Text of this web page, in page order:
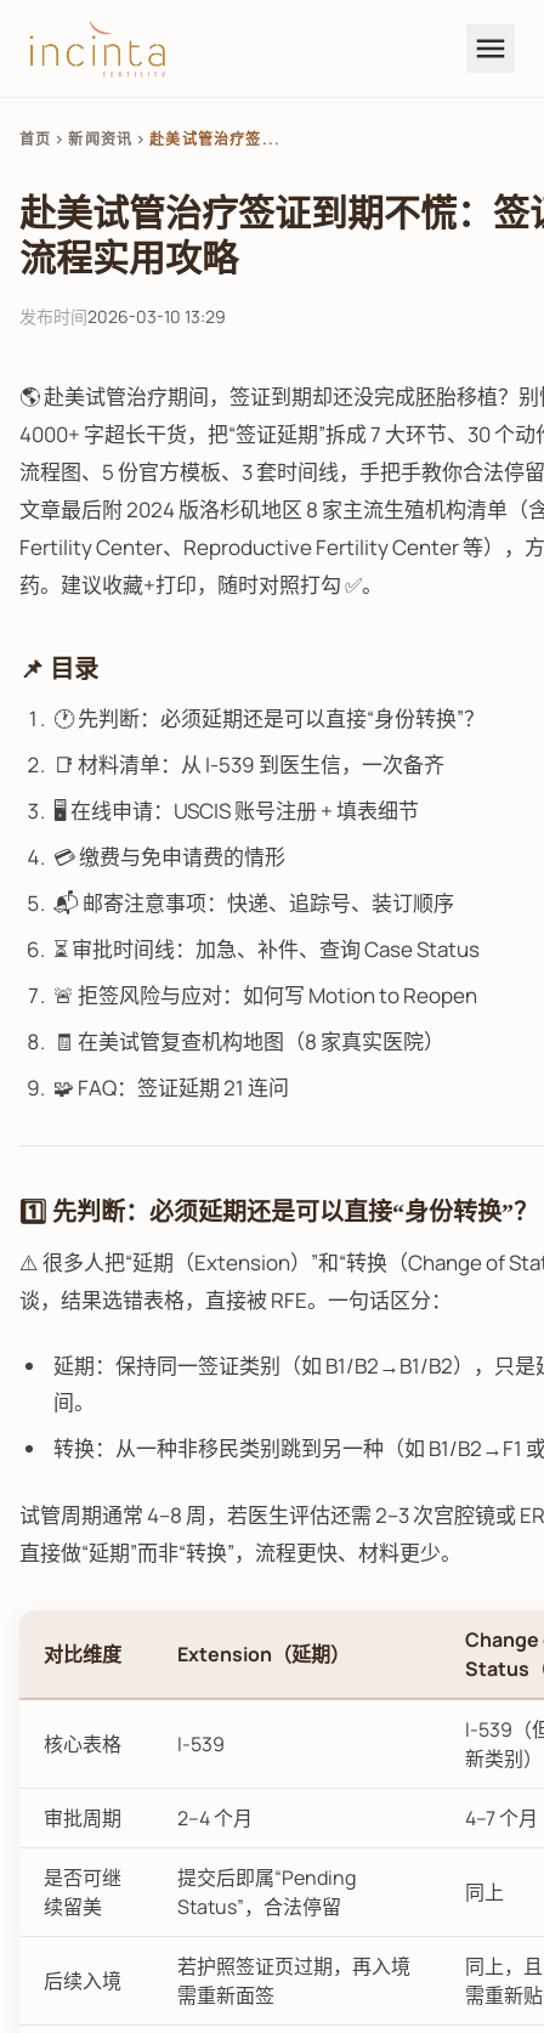
menu
首页 chevron_right新闻资讯 chevron_right赴美试管治疗签...
赴美试管治疗签证到期不慌：签
流程实用攻略
发布时间2026-03-10 13:29
🌎 赴美试管治疗期间，签证到期却还没完成胚胎移植？
4000+ 字超长干货，把“签证延期”拆成 7 大环节、30 个动
流程图、5 份官方模板、3 套时间线，手把手教你合法停
文章最后附 2024 版洛杉矶地区 8 家主流生殖机构清单（
Fertility Center、Reproductive Fertility Center 等），
药。建议收藏+打印，随时对照打勾 ✅。
📌 目录
🕐 先判断：必须延期还是可以直接“身份转换”？
📑 材料清单：从 I-539 到医生信，一次备齐
🖥️ 在线申请：USCIS 账号注册 + 填表细节
💳 缴费与免申请费的情形
📬 邮寄注意事项：快递、追踪号、装订顺序
⏳ 审批时间线：加急、补件、查询 Case Status
🚨 拒签风险与应对：如何写 Motion to Reopen
🧾 在美试管复查机构地图（8 家真实医院）
🧩 FAQ：签证延期 21 连问
1️⃣ 先判断：必须延期还是可以直接“身份转换”？
⚠️ 很多人把“延期（Extension）”和“转换（Change of
谈，结果选错表格，直接被 RFE。一句话区分：
延期：保持同一签证类别（如 B1/B2→B1/B2），只是
间。
转换：从一种非移民类别跳到另一种（如 B1/B2→F1
试管周期通常 4–8 周，若医生评估还需 2–3 次宫腔镜或
直接做“延期”而非“转换”，流程更快、材料更少。
对比维度 Extension（延期）
Change
Status
核心表格 I-539
I-539（
新类别）
审批周期 2–4 个月 4–7 个月
是否可继
续留美
提交后即属“Pending
Status”，合法停留
同上
后续入境
若护照签证页过期，再入境
需重新面签
同上，
需重新